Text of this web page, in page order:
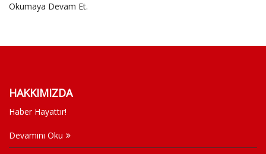
Okumaya Devam Et.
HAKKIMIZDA
Haber Hayattır!
Devamını Oku